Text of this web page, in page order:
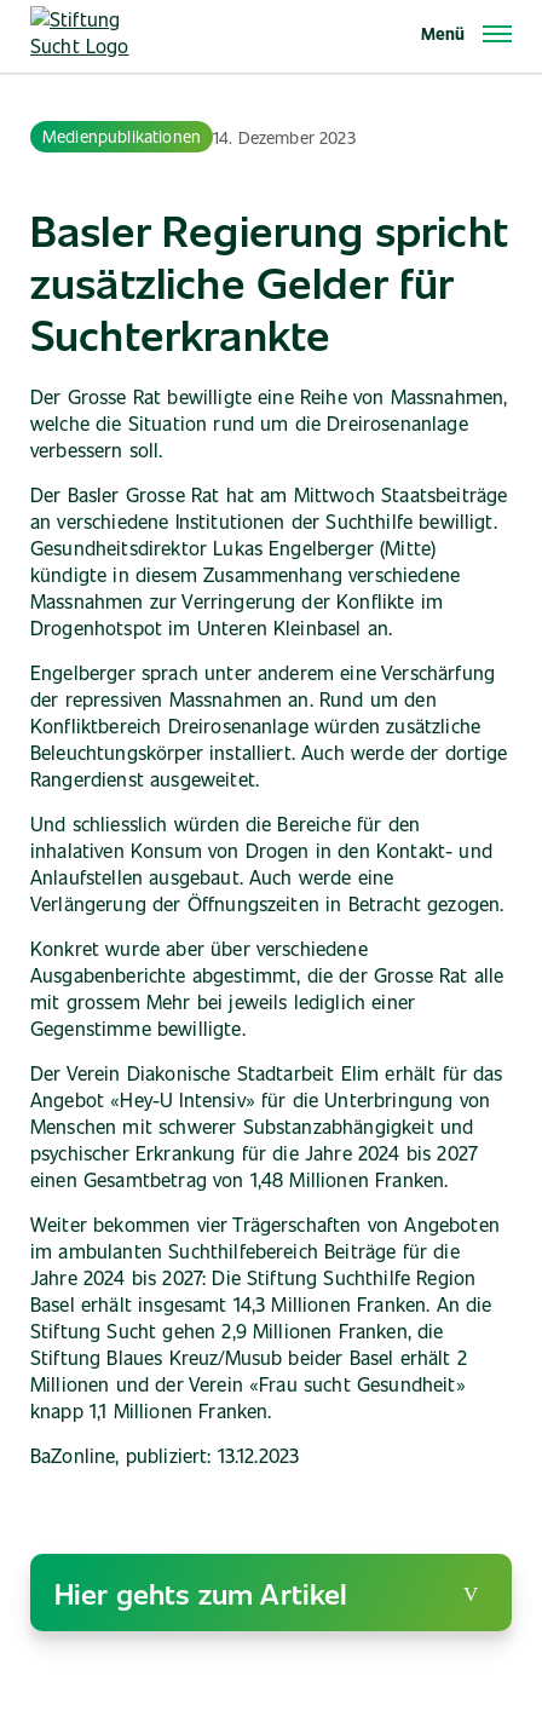
Direkt
zum
Menü
Medienpublikationen 14. Dezember 2023
Basler Regierung spricht
zusätzliche Gelder für
Suchterkrankte
Der Grosse Rat bewilligte eine Reihe von Massnahmen,
welche die Situation rund um die Dreirosenanlage
verbessern soll.
Der Basler Grosse Rat hat am Mittwoch Staatsbeiträge
an verschiedene Institutionen der Suchthilfe bewilligt.
Gesundheitsdirektor Lukas Engelberger (Mitte)
kündigte in diesem Zusammenhang verschiedene
Massnahmen zur Verringerung der Konflikte im
Drogenhotspot im Unteren Kleinbasel an.
Engelberger sprach unter anderem eine Verschärfung
der repressiven Massnahmen an. Rund um den
Konfliktbereich Dreirosenanlage würden zusätzliche
Beleuchtungskörper installiert. Auch werde der dortige
Rangerdienst ausgeweitet.
Und schliesslich würden die Bereiche für den
inhalativen Konsum von Drogen in den Kontakt- und
Anlaufstellen ausgebaut. Auch werde eine
Verlängerung der Öffnungszeiten in Betracht gezogen.
Konkret wurde aber über verschiedene
Ausgabenberichte abgestimmt, die der Grosse Rat alle
mit grossem Mehr bei jeweils lediglich einer
Gegenstimme bewilligte.
Der Verein Diakonische Stadtarbeit Elim erhält für das
Angebot «Hey-U Intensiv» für die Unterbringung von
Menschen mit schwerer Substanzabhängigkeit und
psychischer Erkrankung für die Jahre 2024 bis 2027
einen Gesamtbetrag von 1,48 Millionen Franken.
Weiter bekommen vier Trägerschaften von Angeboten
im ambulanten Suchthilfebereich Beiträge für die
Jahre 2024 bis 2027: Die Stiftung Suchthilfe Region
Basel erhält insgesamt 14,3 Millionen Franken. An die
Stiftung Sucht gehen 2,9 Millionen Franken, die
Stiftung Blaues Kreuz/Musub beider Basel erhält 2
Millionen und der Verein «Frau sucht Gesundheit»
knapp 1,1 Millionen Franken.
BaZonline, publiziert: 13.12.2023
Hier gehts zum Artikel